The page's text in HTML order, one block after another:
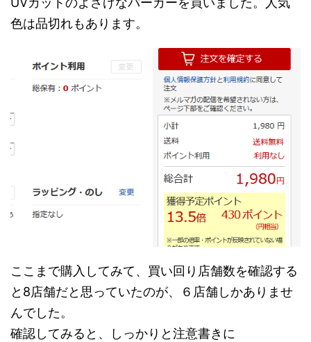
色は品切れもあります。
ここまで購入してみて、買い回り店舗数を確認する
と8店舗だと思っていたのが、６店舗しかありませ
んでした。
確認してみると、しっかりと注意書きに